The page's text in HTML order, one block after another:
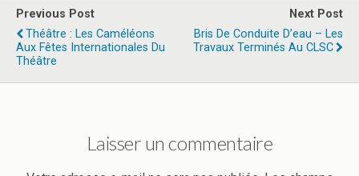
Previous Post
Théâtre : Les Caméléons
Aux Fêtes Internationales Du
Théâtre
Next Post
Bris De Conduite D’eau – Les
Travaux Terminés Au CLSC
Laisser un commentaire